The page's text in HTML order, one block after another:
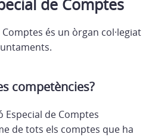
de Comptes
és un òrgan col·legiat
competències?
Especial de Comptes
de tots els comptes que ha